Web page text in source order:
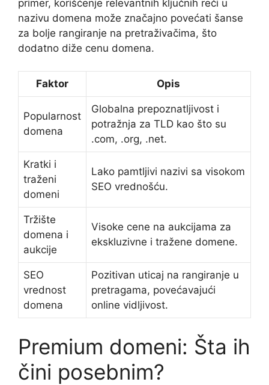
primer, korišćenje relevantnih ključnih reči u
nazivu domena može značajno povećati šanse
za bolje rangiranje na pretraživačima, što
dodatno diže cenu domena.
Faktor Opis
Popularnost
domena
Globalna prepoznatljivost i
potražnja za TLD kao što su
.com, .org, .net.
Kratki i
traženi
domeni
Lako pamtljivi nazivi sa visokom
SEO vrednošću.
Tržište
domena i
aukcije
Visoke cene na aukcijama za
ekskluzivne i tražene domene.
SEO
vrednost
domena
Pozitivan uticaj na rangiranje u
pretragama, povećavajući
online vidljivost.
Premium domeni: Šta ih
čini posebnim?